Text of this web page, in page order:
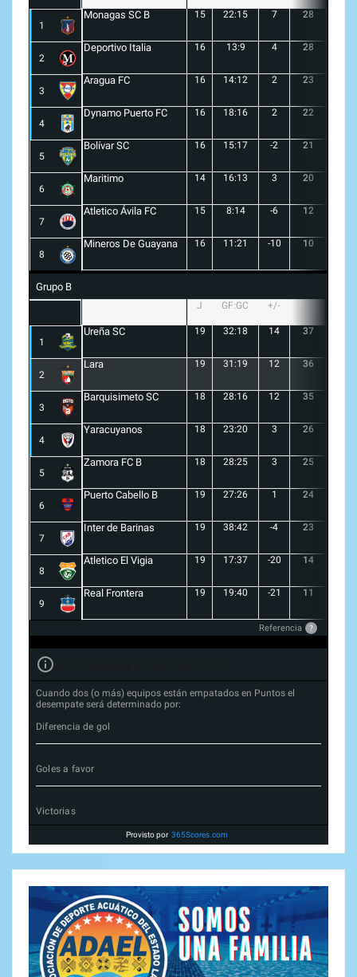
1
Monagas SC B 15 22:15 7 28
2
Deportivo Italia 16 13:9 4 28
3
Aragua FC 16 14:12 2 23
4
Dynamo Puerto FC 16 18:16 2 22
5
Bolívar SC 16 15:17 -2 21
6
Maritimo 14 16:13 3 20
7
Atletico Ávila FC 15 8:14 -6 12
8
Mineros De Guayana 16 11:21 -10 10
Grupo B
J GF:GC +/-
1
Ureña SC 19 32:18 14 37
2
Lara 19 31:19 12 36
3
Barquisimeto SC 18 28:16 12 35
4
Yaracuyanos 18 23:20 3 26
5
Zamora FC B 18 28:25 3 25
6
Puerto Cabello B 19 27:26 1 24
7
Inter de Barinas 19 38:42 -4 23
8
Atletico El Vigia 19 17:37 -20 14
9
Real Frontera 19 19:40 -21 11
Referencia ?
Cuando dos (o más) equipos están empatados en Puntos el
desempate será determinado por:
Diferencia de gol
Goles a favor
Victorias
Provisto por 365Scores.com